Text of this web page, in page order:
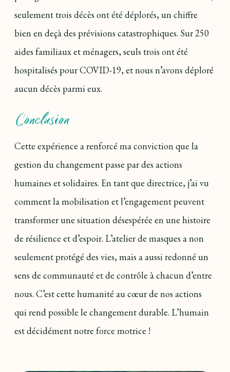
seulement trois décès ont été déplorés, un chiffre
bien en deçà des prévisions catastrophiques. Sur 250
aides familiaux et ménagers, seuls trois ont été
hospitalisés pour COVID-19, et nous n’avons déploré
aucun décès parmi eux.
Conclusion
Cette expérience a renforcé ma conviction que la
gestion du changement passe par des actions
humaines et solidaires. En tant que directrice, j’ai vu
comment la mobilisation et l’engagement peuvent
transformer une situation désespérée en une histoire
de résilience et d’espoir. L’atelier de masques a non
seulement protégé des vies, mais a aussi redonné un
sens de communauté et de contrôle à chacun d’entre
nous. C’est cette humanité au cœur de nos actions
qui rend possible le changement durable. L’humain
est décidément notre force motrice !